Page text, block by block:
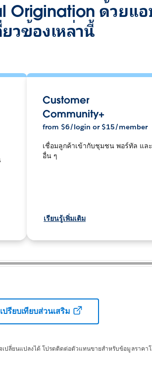
ด้วยแอ
ยวข้องเหล่านี้
Customer
Community+
from $6/login or $15/member
เชื่อมลูกค้าเข้ากับชุมชน พอร์ทัล แล
อื่น ๆ
เรียนรู้เพิ่มเติม
ปลี่ยนแปลงได้ โปรดติดต่อตัวแทนขายสำหรับข้อมูลราคาโ
เปรียบเทียบส่วนเสริม